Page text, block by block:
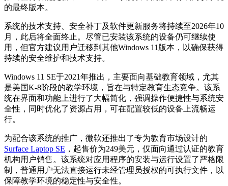
的最终版本。
系统的技术支持、安全补丁及软件更新服务将持续至2026年10
月，此后将全面终止。尽管已安装该系统的设备仍可继续使
用，但官方建议用户迁移到其他Windows 11版本，以确保获得
持续的安全维护和技术支持。
Windows 11 SE于2021年推出，主要面向基础教育领域，尤其
是美国K-8阶段的教学环境，旨在与特定教育生态竞争。该系
统在界面和功能上进行了大幅简化，强调操作便捷性与系统安
全性，同时优化了资源占用，可在配置较低的设备上流畅运
行。
为配合该系统的推广，微软还推出了专为教育市场设计的
Surface Laptop SE ，起售价为249美元，仅面向通过认证的教育
机构用户销售。该系统对应用程序的安装与运行设置了严格限
制，普通用户无法直接运行未经管理员授权的可执行文件，以
保障教学环境的稳定性与安全性。